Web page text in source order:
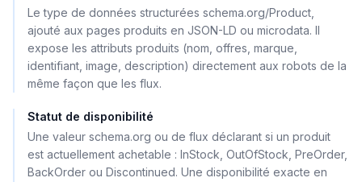
Le type de données structurées schema.org/Product,
ajouté aux pages produits en JSON-LD ou microdata. Il
expose les attributs produits (nom, offres, marque,
identifiant, image, description) directement aux robots de la
même façon que les flux.
Statut de disponibilité
Une valeur schema.org ou de flux déclarant si un produit
est actuellement achetable : InStock, OutOfStock, PreOrder,
BackOrder ou Discontinued. Une disponibilité exacte en